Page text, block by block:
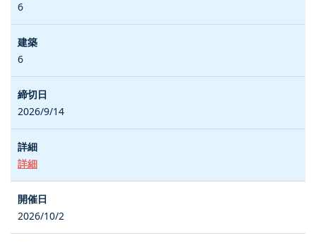
6
6
2026/9/14
詳細
2026/10/2